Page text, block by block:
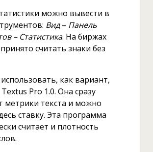
можно вывести в
Вид– Панель
– Статистика. На биржах
считать знаки без
как вариант,
Pro 1.0. Она сразу
метрики текста и можно
ставку. Эта программа
считает и плотность